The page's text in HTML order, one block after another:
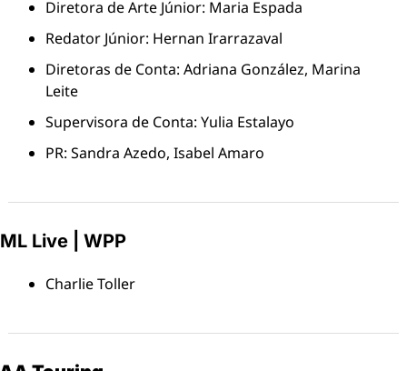
Diretora de Arte Júnior: Maria Espada
Redator Júnior: Hernan Irarrazaval
Diretoras de Conta: Adriana González, Marina
Leite
Supervisora de Conta: Yulia Estalayo
PR: Sandra Azedo, Isabel Amaro
Live | WPP
Charlie Toller